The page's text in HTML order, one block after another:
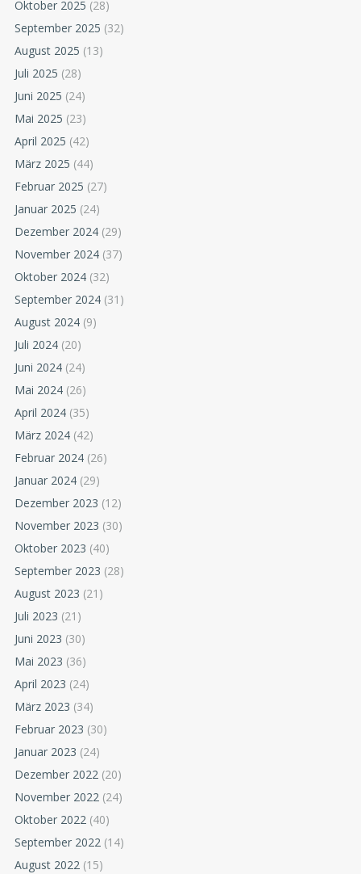
Oktober 2025 (28)
September 2025 (32)
August 2025 (13)
Juli 2025 (28)
Juni 2025 (24)
Mai 2025 (23)
April 2025 (42)
März 2025 (44)
Februar 2025 (27)
Januar 2025 (24)
Dezember 2024 (29)
November 2024 (37)
Oktober 2024 (32)
September 2024 (31)
August 2024 (9)
Juli 2024 (20)
Juni 2024 (24)
Mai 2024 (26)
April 2024 (35)
März 2024 (42)
Februar 2024 (26)
Januar 2024 (29)
Dezember 2023 (12)
November 2023 (30)
Oktober 2023 (40)
September 2023 (28)
August 2023 (21)
Juli 2023 (21)
Juni 2023 (30)
Mai 2023 (36)
April 2023 (24)
März 2023 (34)
Februar 2023 (30)
Januar 2023 (24)
Dezember 2022 (20)
November 2022 (24)
Oktober 2022 (40)
September 2022 (14)
August 2022 (15)